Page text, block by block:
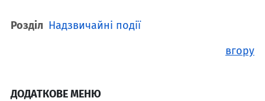
Розділ Надзвичайні події
вгору
ДОДАТКОВЕ МЕНЮ